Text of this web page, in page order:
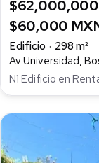
$62,000,000
$60,000
Edificio
298 m²
Av Universidad,
N1 Edificio en